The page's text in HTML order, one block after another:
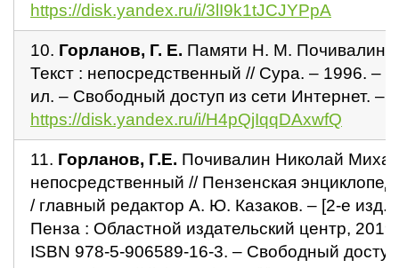
https://disk.yandex.ru/i/3lI9k1tJCJYPpA
10. Горланов, Г. Е. Памяти Н. М. Почивалина
Текст : непосредственный // Сура. – 1996. –
ил. – Свободный доступ из сети Интернет. –
https://disk.yandex.ru/i/H4pQjIqqDAxwfQ
11. Горланов, Г.Е. Почивалин Николай
непосредственный // Пензенская
/ главный редактор А. Ю. Казаков. – [2-е изд.,
Пенза : Областной издательский центр,
ISBN 978-5-906589-16-3. – Свободный